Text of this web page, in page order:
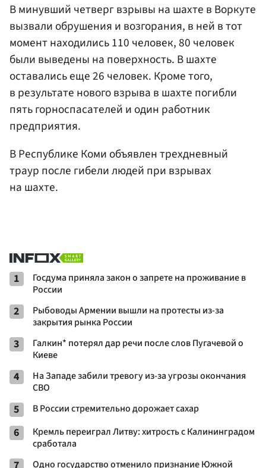
В минувший четверг взрывы на шахте в Воркуте
вызвали обрушения и возгорания, в ней в тот
момент находились 110 человек, 80 человек
были выведены на поверхность. В шахте
оставались еще 26 человек. Кроме того,
в результате нового взрыва в шахте погибли
пять горноспасателей и один работник
предприятия.
В Республике Коми объявлен трехдневный
траур после гибели людей при взрывах
на шахте.
1
Госдума приняла закон о запрете на проживание в
России
2
Рыбоводы Армении вышли на протесты из-за
закрытия рынка России
3
Галкин* потерял дар речи после слов Пугачевой о
Киеве
4
На Западе забили тревогу из-за угрозы окончания
СВО
5 В России стремительно дорожает сахар
6
Кремль переиграл Литву: хитрость с Калининградом
сработала
Одно государство отменило признание Южной